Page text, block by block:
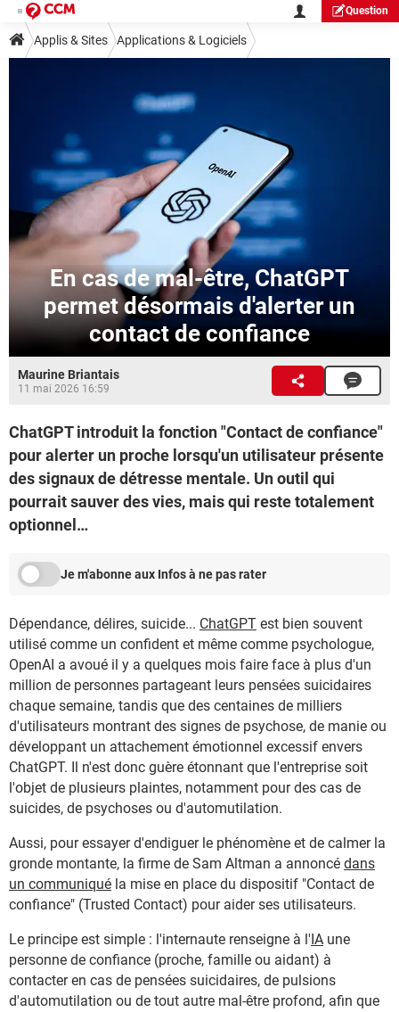
Question
Applis & Sites Applications & Logiciels
En cas de mal-être, ChatGPT
permet désormais d'alerter un
contact de confiance
Maurine Briantais
11 mai 2026 16:59
ChatGPT introduit la fonction "Contact de confiance"
pour alerter un proche lorsqu'un utilisateur présente
des signaux de détresse mentale. Un outil qui
pourrait sauver des vies, mais qui reste totalement
optionnel…
Je m'abonne aux Infos à ne pas rater
Dépendance, délires, suicide... ChatGPT est bien souvent
utilisé comme un confident et même comme psychologue,
OpenAI a avoué il y a quelques mois faire face à plus d'un
million de personnes partageant leurs pensées suicidaires
chaque semaine, tandis que des centaines de milliers
d'utilisateurs montrant des signes de psychose, de manie ou
développant un attachement émotionnel excessif envers
ChatGPT. Il n'est donc guère étonnant que l'entreprise soit
l'objet de plusieurs plaintes, notamment pour des cas de
suicides, de psychoses ou d'automutilation.
Aussi, pour essayer d'endiguer le phénomène et de calmer la
gronde montante, la firme de Sam Altman a annoncé dans
un communiqué la mise en place du dispositif "Contact de
confiance" (Trusted Contact) pour aider ses utilisateurs.
Le principe est simple : l'internaute renseigne à l'IA une
personne de confiance (proche, famille ou aidant) à
contacter en cas de pensées suicidaires, de pulsions
d'automutilation ou de tout autre mal-être profond, afin que